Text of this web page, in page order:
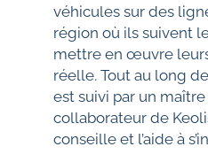
véhicules sur des
région où ils suivent
mettre en œuvre
réelle. Tout au long
est suivi par un maître
collaborateur de
conseille et l’aide à